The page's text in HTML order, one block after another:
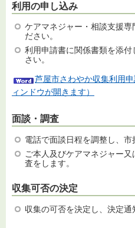
利用の申し込み
ケアマネジャー・相談支援専
ださい。
利用申請書に関係書類を添
さい。
芦屋市さわやか収集利用
ィンドウが開きます）
面談・調査
電話で面談日程を調整し、市
ご本人及びケアマネジャー
査をします。
収集可否の決定
収集の可否を決定し、決定通